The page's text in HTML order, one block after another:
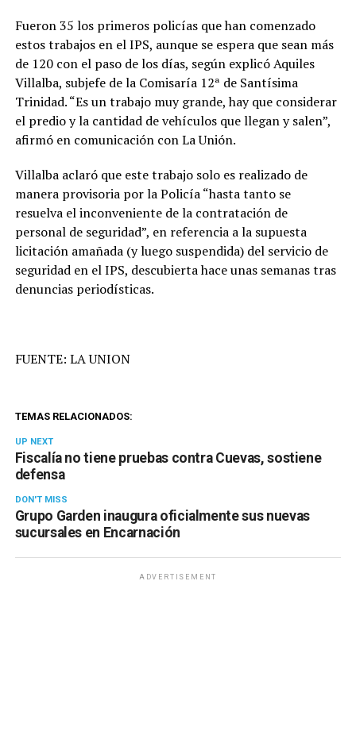
Fueron 35 los primeros policías que han comenzado
estos trabajos en el IPS, aunque se espera que sean más
de 120 con el paso de los días, según explicó Aquiles
Villalba, subjefe de la Comisaría 12ª de Santísima
Trinidad. “Es un trabajo muy grande, hay que considerar
el predio y la cantidad de vehículos que llegan y salen”,
afirmó en comunicación con La Unión.
Villalba aclaró que este trabajo solo es realizado de
manera provisoria por la Policía “hasta tanto se
resuelva el inconveniente de la contratación de
personal de seguridad”, en referencia a la supuesta
licitación amañada (y luego suspendida) del servicio de
seguridad en el IPS, descubierta hace unas semanas tras
denuncias periodísticas.
FUENTE: LA UNION
TEMAS RELACIONADOS:
UP NEXT
Fiscalía no tiene pruebas contra Cuevas, sostiene
defensa
DON'T MISS
Grupo Garden inaugura oficialmente sus nuevas
sucursales en Encarnación
ADVERTISEMENT